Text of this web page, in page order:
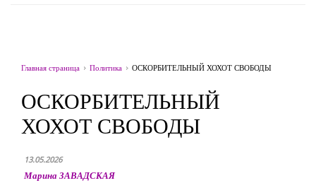
Главная страница Политика ОСКОРБИТЕЛЬНЫЙ ХОХОТ СВОБОДЫ
ОСКОРБИТЕЛЬНЫЙ
ХОХОТ СВОБОДЫ
13.05.2026
Марина ЗАВАДСКАЯ